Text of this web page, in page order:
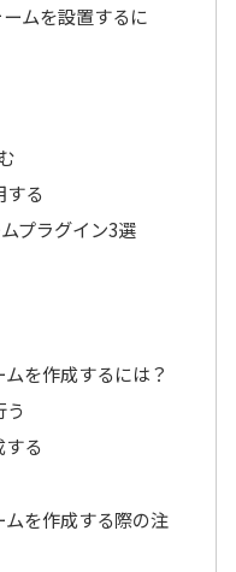
ムを設置するに
する
プラグイン3選
を作成するには？
う
する
を作成する際の注